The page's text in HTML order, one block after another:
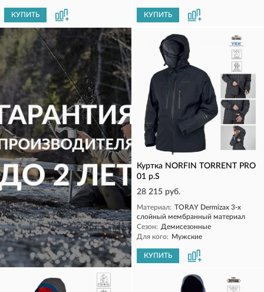
КУПИТЬ КУПИТЬ
КУПИТЬ
Куртка NORFIN TORRENT PRO
01 р.S
28 215 руб.
Материал: TORAY Dermizax 3-х
слойный мембранный материал
Сезон: Демисезонные
Для кого: Мужские
КУПИТЬ